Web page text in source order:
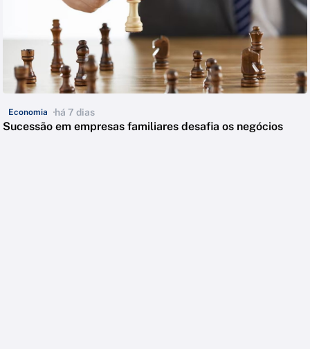
Economia há 7 dias
Sucessão em empresas familiares desafia os negócios